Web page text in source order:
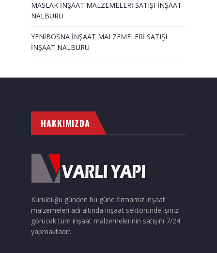
MASLAK İNŞAAT MALZEMELERİ SATIŞI İNŞAAT
NALBURU
YENİBOSNA İNŞAAT MALZEMELERİ SATIŞI
İNŞAAT NALBURU
HAKKIMIZDA
Kurulduğu günden bu güne firmamız inşaat
malzemeleri adı altında inşaat sektöründe işinizi
görücek tüm inşaat malzemelerinin satışını 7/24
yapmaktadır.